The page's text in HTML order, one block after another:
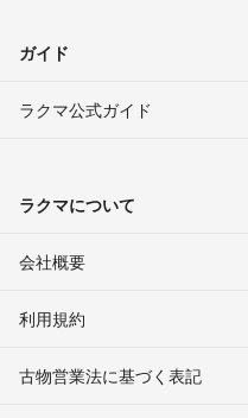
ガイド
ラクマ公式ガイド
ラクマについて
会社概要
利用規約
古物営業法に基づく表記